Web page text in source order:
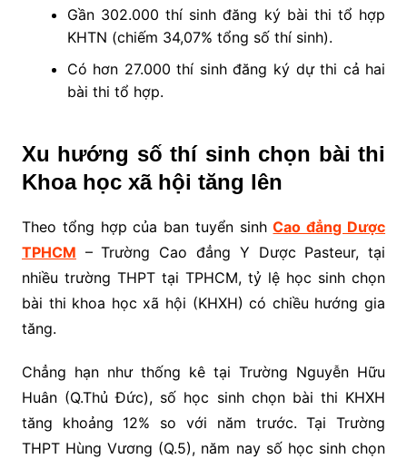
Gần 302.000 thí sinh đăng ký bài thi tổ hợp
KHTN (chiếm 34,07% tổng số thí sinh).
Có hơn 27.000 thí sinh đăng ký dự thi cả hai
bài thi tổ hợp.
Xu hướng số thí sinh chọn bài thi
Khoa học xã hội tăng lên
Theo tổng hợp của ban tuyển sinhCao đẳng Dược
TPHCM – Trường Cao đẳng Y Dược Pasteur, tại
nhiều trường THPT tại TPHCM, tỷ lệ học sinh chọn
bài thi khoa học xã hội (KHXH) có chiều hướng gia
tăng.
Chẳng hạn như thống kê tại Trường Nguyễn Hữu
Huân (Q.Thủ Đức), số học sinh chọn bài thi KHXH
tăng khoảng 12% so với năm trước. Tại Trường
THPT Hùng Vương (Q.5), năm nay số học sinh chọn